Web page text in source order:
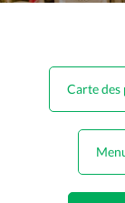
Carte des